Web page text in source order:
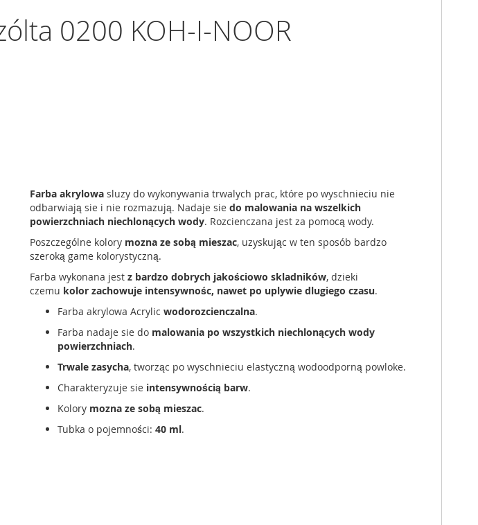
0200 KOH-I-NOOR
Farba akrylowa sluzy do wykonywania trwalych prac, które po wyschnieciu nie
odbarwiają sie i nie rozmazują. Nadaje sie do malowania na wszelkich
powierzchniach niechlonących wody. Rozcienczana jest za pomocą wody.
Poszczególne kolory mozna ze sobą mieszac, uzyskując w ten sposób bardzo
szeroką game kolorystyczną.
Farba wykonana jest z bardzo dobrych jakościowo skladników, dzieki
czemu kolor zachowuje intensywnośc, nawet po uplywie dlugiego czasu.
Farba akrylowa Acrylic wodorozcienczalna.
Farba nadaje sie do malowania po wszystkich niechlonących wody
powierzchniach.
Trwale zasycha, tworząc po wyschnieciu elastyczną wodoodporną powloke.
Charakteryzuje sie intensywnością barw.
Kolory mozna ze sobą mieszac.
Tubka o pojemności: 40 ml.